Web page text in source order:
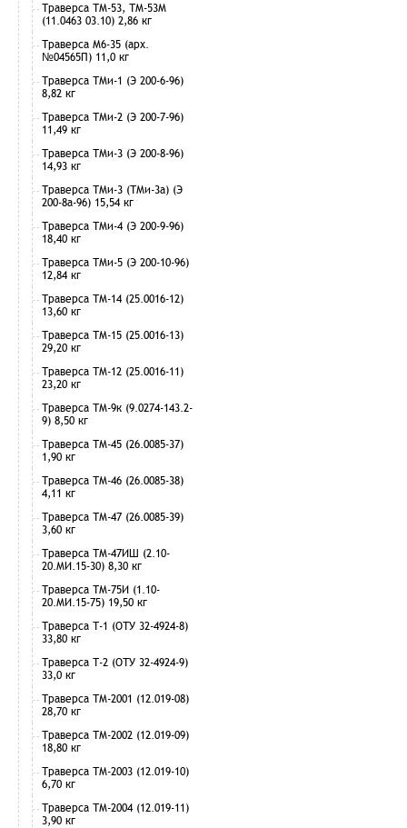
Траверса ТМ-53, ТМ-53М
(11.0463 03.10) 2,86 кг
Траверса М6-35 (арх.
№04565П) 11,0 кг
Траверса ТМи-1 (Э 200-6-96)
8,82 кг
Траверса ТМи-2 (Э 200-7-96)
11,49 кг
Траверса ТМи-3 (Э 200-8-96)
14,93 кг
Траверса ТМи-3 (ТМи-3а) (Э
200-8а-96) 15,54 кг
Траверса ТМи-4 (Э 200-9-96)
18,40 кг
Траверса ТМи-5 (Э 200-10-96)
12,84 кг
Траверса ТМ-14 (25.0016-12)
13,60 кг
Траверса ТМ-15 (25.0016-13)
29,20 кг
Траверса ТМ-12 (25.0016-11)
23,20 кг
Траверса ТМ-9к (9.0274-143.2-
9) 8,50 кг
Траверса ТМ-45 (26.0085-37)
1,90 кг
Траверса ТМ-46 (26.0085-38)
4,11 кг
Траверса ТМ-47 (26.0085-39)
3,60 кг
Траверса ТМ-47ИШ (2.10-
20.МИ.15-30) 8,30 кг
Траверса ТМ-75И (1.10-
20.МИ.15-75) 19,50 кг
Траверса Т-1 (ОТУ 32-4924-8)
33,80 кг
Траверса Т-2 (ОТУ 32-4924-9)
33,0 кг
Траверса ТМ-2001 (12.019-08)
28,70 кг
Траверса ТМ-2002 (12.019-09)
18,80 кг
Траверса ТМ-2003 (12.019-10)
6,70 кг
Траверса ТМ-2004 (12.019-11)
3,90 кг